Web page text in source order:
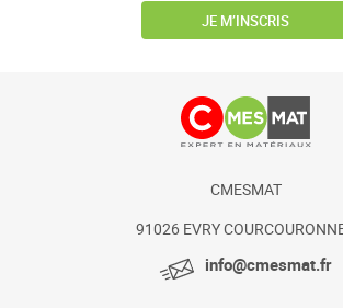
JE M’INSCRIS
CMESMAT
91026 EVRY
info@cmesmat.fr